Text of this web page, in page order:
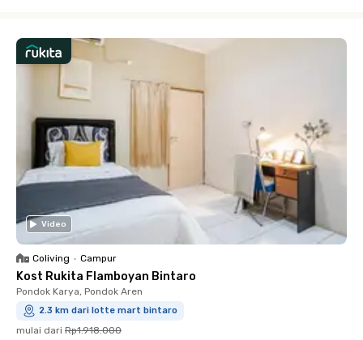
Video
Coliving • Campur
Kost Rukita Flamboyan Bintaro
Pondok Karya, Pondok Aren
2.3 km dari lotte mart bintaro
mulai dari Rp1.918.000